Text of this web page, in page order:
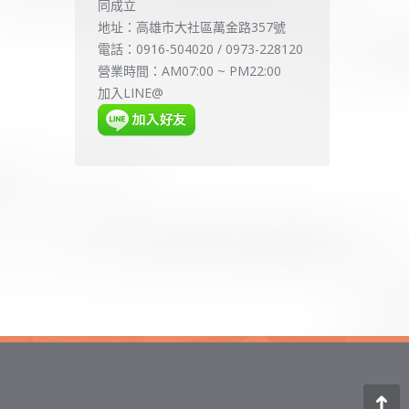
同成立
地址：高雄市大社區萬金路357號
電話：0916-504020 / 0973-228120
營業時間：AM07:00 ~ PM22:00
加入LINE@